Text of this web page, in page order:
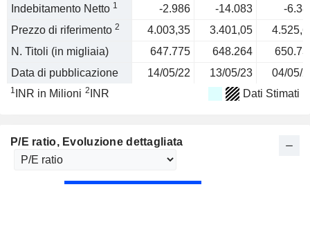
Indebitamento Netto 1 -2.986 -14.083
-
Prezzo di riferimento 2 4.003,35 3.401,05
N. Titoli (in migliaia)
647.775 648.264
Data di pubblicazione
14/05/22 13/05/23 04/05/
1 INR in Milioni 2 INR Dati Stimati
P/E ratio, Evoluzione dettagliata